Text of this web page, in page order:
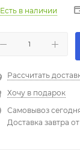
Есть в наличии
Рассчитать
Хочу в подарок
Самовывоз
Доставка завтра